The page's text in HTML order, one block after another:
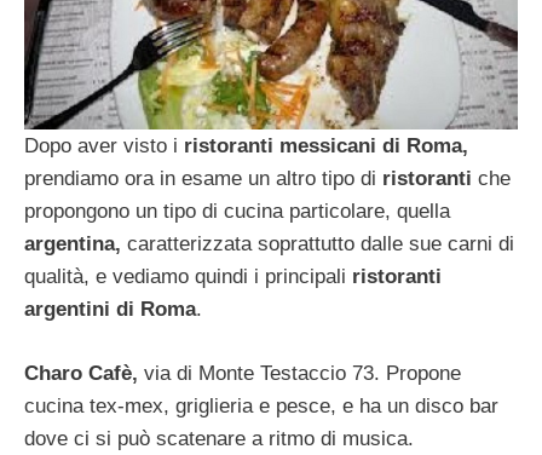
Dopo aver visto i ristoranti messicani di Roma,
prendiamo ora in esame un altro tipo di ristoranti che
propongono un tipo di cucina particolare, quella
argentina, caratterizzata soprattutto dalle sue carni di
qualità, e vediamo quindi i principali ristoranti
argentini di Roma.
Charo Cafè, via di Monte Testaccio 73. Propone
cucina tex-mex, griglieria e pesce, e ha un disco bar
dove ci si può scatenare a ritmo di musica.